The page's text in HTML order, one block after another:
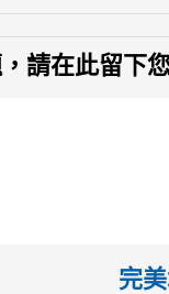
請在此留下
完